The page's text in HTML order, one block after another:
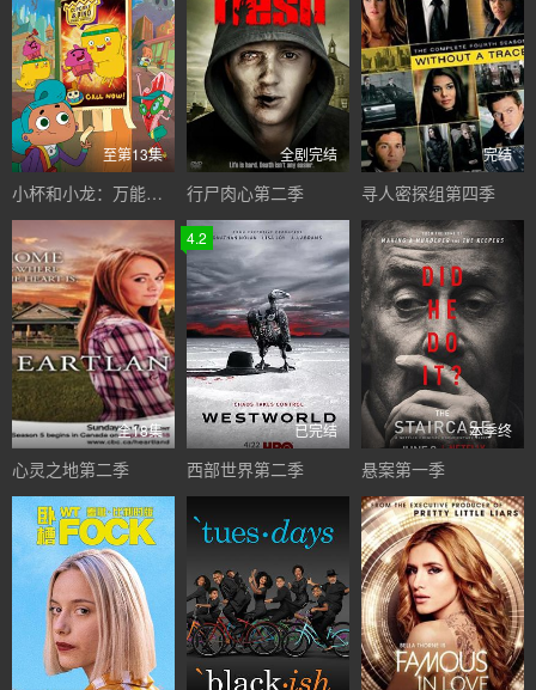
至第13集
小杯和小龙：万能服务第一季
全剧完结
行尸肉心第二季
完结
寻人密探组第四季
全18集
心灵之地第二季
4.2
已完结
西部世界第二季
本季终
悬案第一季